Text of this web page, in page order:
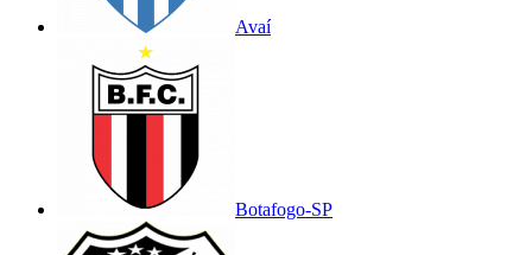
Avaí
Botafogo-SP